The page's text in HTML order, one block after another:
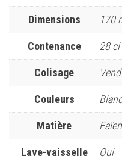
Dimensions 170
Contenance 28 cl
Colisage
Couleurs
Matière
Lave-vaisselle Oui